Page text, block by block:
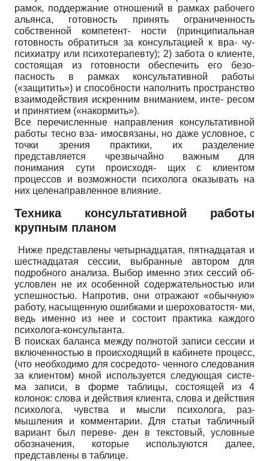
рамок, поддержание отношений в рамках рабочего
альянса, готовность принять ограниченность
собственной компетент- ности (принципиальная
готовность обратиться за консультацией к вра- чу-
психиатру или психотерапевту); 2) забота о клиенте,
состоящая из готовности обеспечить его безо-
пасность в рамках консультативной работы
(«защитить») и способности наполнить пространство
взаимодействия искренним вниманием, инте- ресом
и принятием («накормить»).
Все перечисленные направления консультативной
работы тесно вза- имосвязаны, но даже условное, с
точки зрения практики, их разделение
представляется чрезвычайно важным для
понимания сути происходя- щих с клиентом
процессов и возможности психолога оказывать на
них целенаправленное влияние.
Техника консультативной работы
крупным планом
Ниже представлены четырнадцатая, пятнадцатая и
шестнадцатая сессии, выбранные автором для
подробного анализа. Выбор именно этих сессий об-
условлен не их особенной содержательностью или
успешностью. Напротив, они отражают «обычную»
работу, насыщенную ошибками и шероховатостя- ми,
ведь именно из нее и состоит практика каждого
психолога-консультанта.
В поисках баланса между полнотой записи сессии и
включенностью в происходящий в кабинете процесс,
(что необходимо для сосредото- ченного следования
за клиентом) мной используется следующая систе-
ма записи, в форме таблицы, состоящей из 4
колонок: слова и действия клиента, слова и действия
психолога, чувства и мысли психолога, раз-
мышления и комментарии. Для статьи табличный
вариант был переве- ден в текстовый, условные
обозначения, которые используются далее,
представлены в таблице.